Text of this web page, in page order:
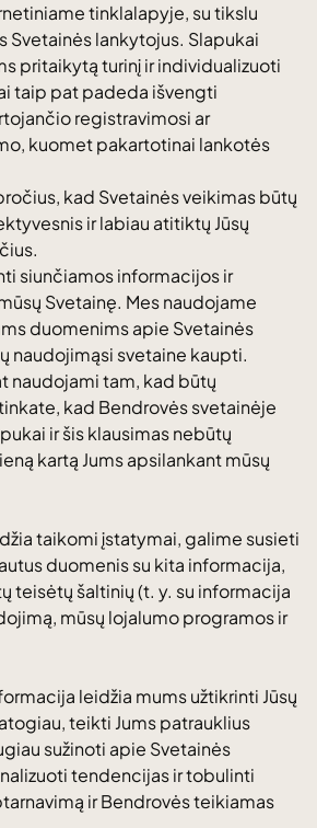
tinklalapyje, su tikslu
Svetainės lankytojus. Slapukai
pritaikytą turinį ir individualizuoti
taip pat padeda išvengti
registravimosi ar
kuomet pakartotinai lankotės
kad Svetainės veikimas būtų
ir labiau atitiktų Jūsų
siunčiamos informacijos ir
Svetainę. Mes naudojame
duomenims apie Svetainės
naudojimąsi svetaine kaupti.
naudojami tam, kad būtų
kad Bendrovės svetainėje
ir šis klausimas nebūtų
kartą Jums apsilankant mūsų
taikomi įstatymai, galime susieti
duomenis su kita informacija,
teisėtų šaltinių (t. y. su informacija
mūsų lojalumo programos ir
leidžia mums užtikrinti Jūsų
teikti Jums patrauklius
sužinoti apie Svetainės
tendencijas ir tobulinti
ir Bendrovės teikiamas